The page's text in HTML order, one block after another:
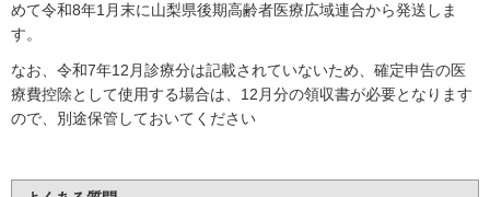
めて令和8年1月末に山梨県後期高齢者医療広域連合から発送しま
す。
なお、令和7年12月診療分は記載されていないため、確定申告の医
療費控除として使用する場合は、12月分の領収書が必要となります
ので、別途保管しておいてください